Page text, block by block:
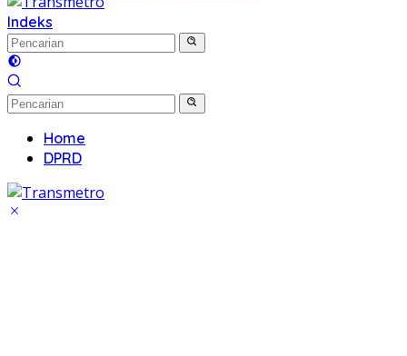
Indeks
Home
DPRD